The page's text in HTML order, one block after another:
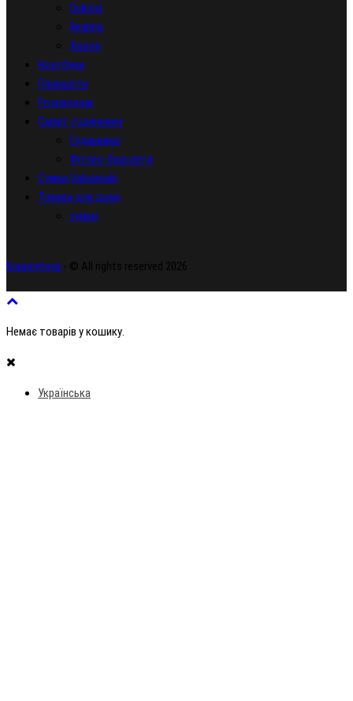
Oukitel
Realme
Xiaomi
Ноутбуки
Планшети
Розпродаж
Смарт-годинники
Годинники
Фітнес-браслети
Сумки Valsamaki
Товари для дому
сумки
Kramnytsya - © All rights reserved 2026
Немає товарів у кошику.
Українська